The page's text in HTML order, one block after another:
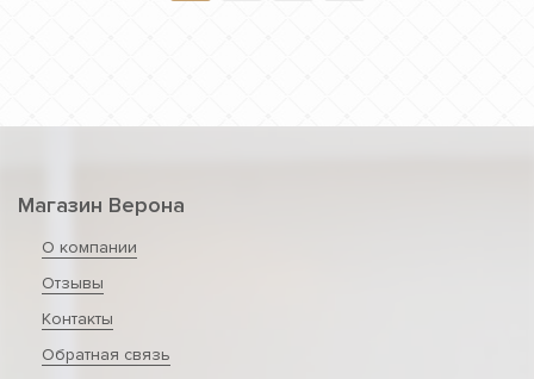
Магазин Верона
О компании
Отзывы
Контакты
Обратная связь